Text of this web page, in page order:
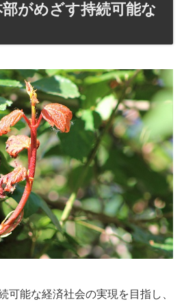
がめざす持続可能な
可能な経済社会の実現を目指し、